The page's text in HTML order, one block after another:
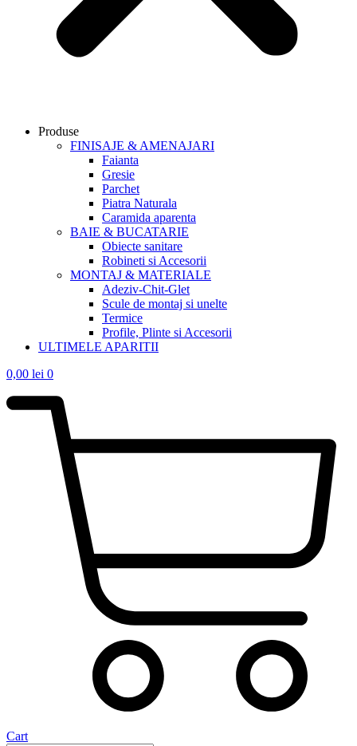
Produse
FINISAJE & AMENAJARI
Faianta
Gresie
Parchet
Piatra Naturala
Caramida aparenta
BAIE & BUCATARIE
Obiecte sanitare
Robineti si Accesorii
MONTAJ & MATERIALE
Adeziv-Chit-Glet
Scule de montaj si unelte
Termice
Profile, Plinte si Accesorii
ULTIMELE APARITII
0,00 lei 0
Cart